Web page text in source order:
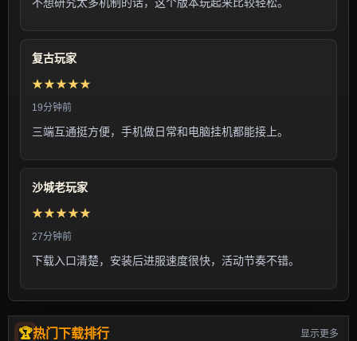
复古玩家
★★★★★
19分钟前
三端互通挺方便，手机做日常和电脑挂机都能接上。
沙城老玩家
★★★★★
27分钟前
下载入口清楚，安装后进服速度很快，活动节奏不错。
热门下载排行 显示更多